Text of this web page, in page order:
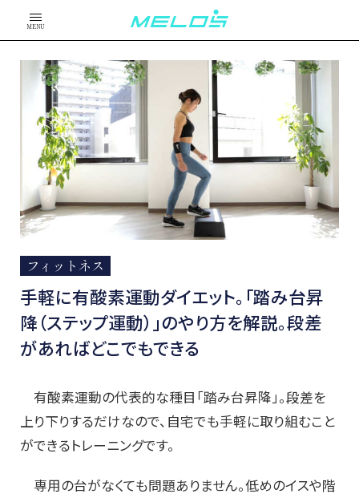
MENU
フィットネス
手軽に有酸素運動ダイエット。「踏み台昇
降（ステップ運動）」のやり方を解説。段差
があればどこでもできる
有酸素運動の代表的な種目「踏み台昇降」。段差を
上り下りするだけなので、自宅でも手軽に取り組むこと
ができるトレーニングです。
専用の台がなくても問題ありません。低めのイスや階